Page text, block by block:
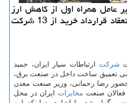
عامل همراه اول از كاهش ارز
بری 52 میلیون دلاری با انعقاد قرارداد خرید از 13 شركت
شركت ارتباطات سیار ایران، حمید
تعمیق ساخت داخل در صنعت برق،
حضور رضا رحمانی، وزیر صنعت معدن
فعالان صنعت مخابرات ایران در محل